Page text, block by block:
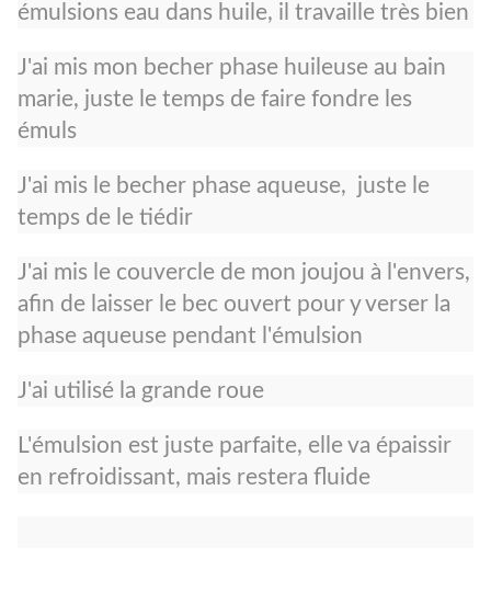
émulsions eau dans huile, il travaille très bien
J'ai mis mon becher phase huileuse au bain
marie, juste le temps de faire fondre les
émuls
J'ai mis le becher phase aqueuse, juste le
temps de le tiédir
J'ai mis le couvercle de mon joujou à l'envers,
afin de laisser le bec ouvert pour y verser la
phase aqueuse pendant l'émulsion
J'ai utilisé la grande roue
L'émulsion est juste parfaite, elle va épaissir
en refroidissant, mais restera fluide